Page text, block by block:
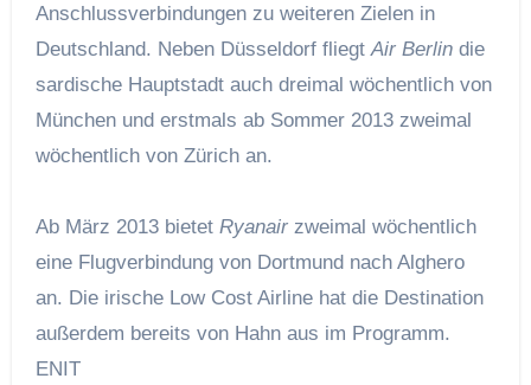
Anschlussverbindungen zu weiteren Zielen in
Deutschland. Neben Düsseldorf fliegtAir Berlindie
sardische Hauptstadt auch dreimal wöchentlich von
München und erstmals ab Sommer 2013 zweimal
wöchentlich von Zürich an.
Ab März 2013 bietet Ryanairzweimal wöchentlich
eine Flugverbindung von Dortmund nach Alghero
an. Die irische Low Cost Airline hat die Destination
außerdem bereits von Hahn aus im Programm.
ENIT